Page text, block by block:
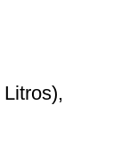
Litros),